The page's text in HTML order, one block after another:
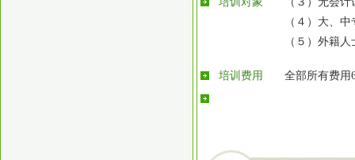
（４）大、
（５）外籍
培训费用 全部所有费用